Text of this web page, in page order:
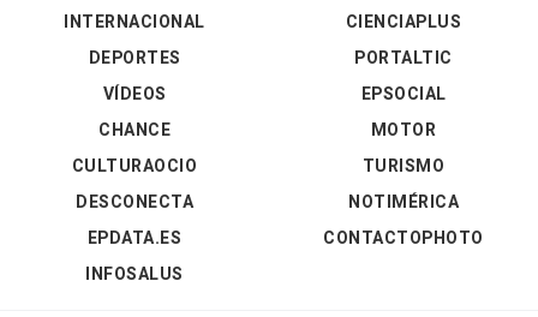
INTERNACIONAL
DEPORTES
VÍDEOS
CIENCIAPLUS
PORTALTIC
EPSOCIAL
CHANCE
CULTURAOCIO
DESCONECTA
EPDATA.ES
INFOSALUS
MOTOR
TURISMO
NOTIMÉRICA
CONTACTOPHOTO